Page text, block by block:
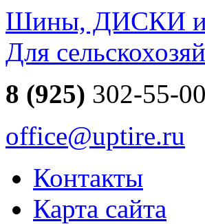
Шины, ДИСКИ и
Для
8 (925) 302-55-00
office@uptire.ru
Контакты
Карта сайта